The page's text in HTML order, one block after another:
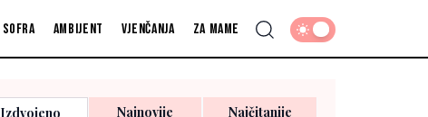
Sofra Ambijent Vjenčanja Za mame
Izdvojeno Najnovije Najčitanije